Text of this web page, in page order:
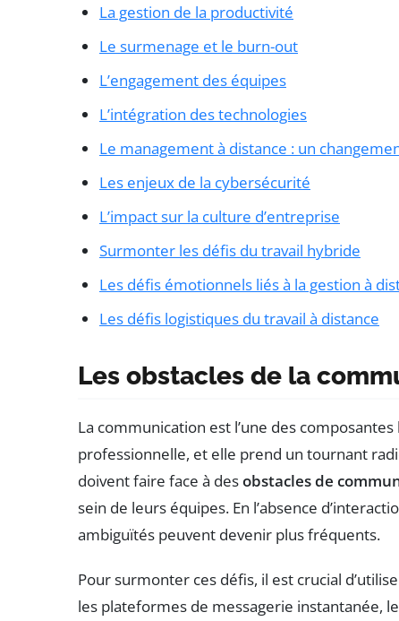
La gestion de la productivité
Le surmenage et le burn-out
L’engagement des équipes
L’intégration des technologies
Le management à distance : un
Les enjeux de la cybersécurité
L’impact sur la culture d’entreprise
Surmonter les défis du travail hybride
Les défis émotionnels liés à la gestion à
Les défis logistiques du travail à distance
Les obstacles de la
La communication est l’une des
professionnelle, et elle prend un tournant
doivent faire face à desobstacles de
sein de leurs équipes. En l’absence
ambiguïtés peuvent devenir plus fréquents.
Pour surmonter ces défis, il est crucial
les plateformes de messagerie instantanée,